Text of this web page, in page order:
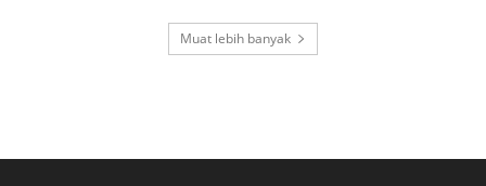
Muat lebih banyak